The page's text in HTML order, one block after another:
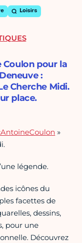
Loisirs
pour la
:
Cherche Midi.
place.
»
légende.
icônes du
facettes de
dessins,
pour une
Découvrez